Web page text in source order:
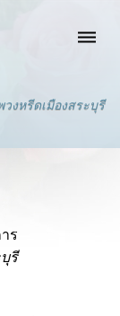
dehaze
วงหรีดเมืองสระบุรี
ร
รี